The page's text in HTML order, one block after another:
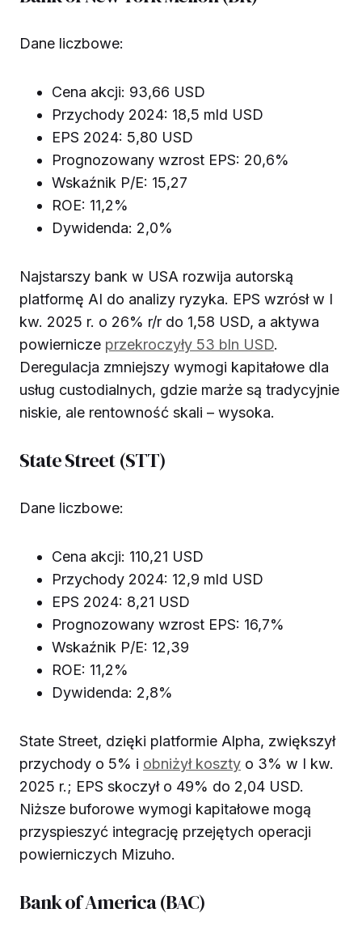
Dane liczbowe:
Cena akcji: 93,66 USD
Przychody 2024: 18,5 mld USD
EPS 2024: 5,80 USD
Prognozowany wzrost EPS: 20,6%
Wskaźnik P/E: 15,27
ROE: 11,2%
Dywidenda: 2,0%
Najstarszy bank w USA rozwija autorską
platformę AI do analizy ryzyka. EPS wzrósł w I
kw. 2025 r. o 26% r/r do 1,58 USD, a aktywa
powiernicze przekroczyły 53 bln USD.
Deregulacja zmniejszy wymogi kapitałowe dla
usług custodialnych, gdzie marże są tradycyjnie
niskie, ale rentowność skali – wysoka.
State Street (STT)
Dane liczbowe:
Cena akcji: 110,21 USD
Przychody 2024: 12,9 mld USD
EPS 2024: 8,21 USD
Prognozowany wzrost EPS: 16,7%
Wskaźnik P/E: 12,39
ROE: 11,2%
Dywidenda: 2,8%
State Street, dzięki platformie Alpha, zwiększył
przychody o 5% i obniżył koszty o 3% w I kw.
2025 r.; EPS skoczył o 49% do 2,04 USD.
Niższe buforowe wymogi kapitałowe mogą
przyspieszyć integrację przejętych operacji
powierniczych Mizuho.
Bank of America (BAC)